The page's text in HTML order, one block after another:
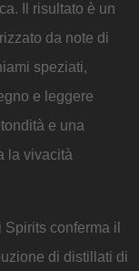
Il risultato è un
da note di
speziati,
e leggere
e una
la vivacità
conferma il
di distillati di